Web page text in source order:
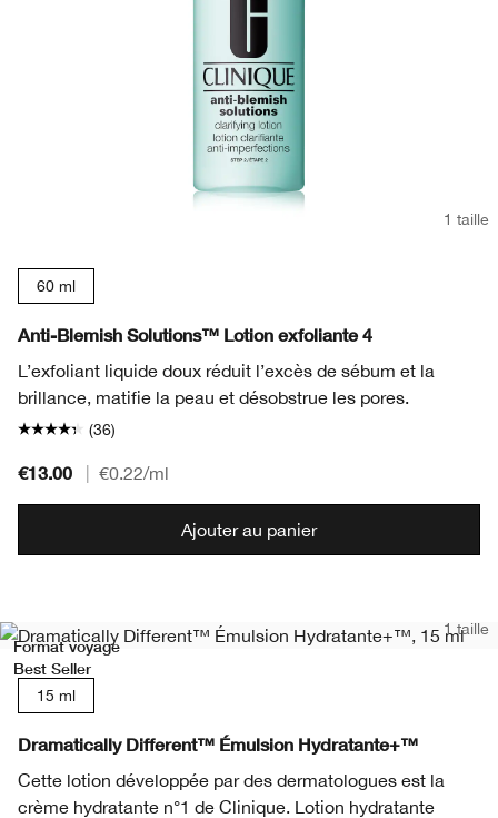
1 taille
60 ml
Anti-Blemish Solutions™ Lotion exfoliante 4
L’exfoliant liquide doux réduit l’excès de sébum et la
brillance, matifie la peau et désobstrue les pores.
(36)
€13.00 €0.22/ml
Ajouter au panier
Format voyage
Best Seller
1 taille
15 ml
Dramatically Different™ Émulsion Hydratante+™
Cette lotion développée par des dermatologues est la
crème hydratante n°1 de Clinique. Lotion hydratante